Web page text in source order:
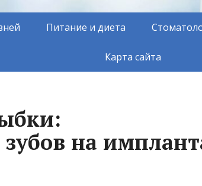
Питание и диета
Карта сайта
на